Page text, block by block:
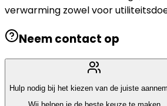
verwarming zowel voor
Neem contact op
Hulp nodig bij het kiezen van de juiste